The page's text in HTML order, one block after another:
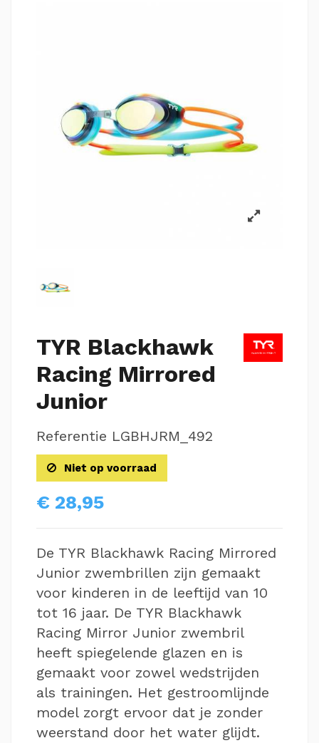
TYR Blackhawk
Racing Mirrored
Junior
Referentie LGBHJRM_492
Niet op voorraad
€ 28,95
De TYR Blackhawk Racing Mirrored
Junior zwembrillen zijn gemaakt
voor kinderen in de leeftijd van 10
tot 16 jaar. De TYR Blackhawk
Racing Mirror Junior zwembril
heeft spiegelende glazen en is
gemaakt voor zowel wedstrijden
als trainingen. Het gestroomlijnde
model zorgt ervoor dat je zonder
weerstand door het water glijdt.